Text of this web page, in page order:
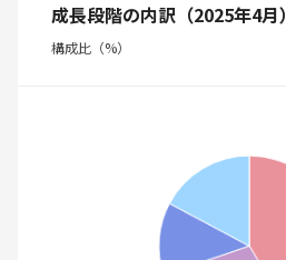
成長段階の内訳（2025年4月）
構成比（%）